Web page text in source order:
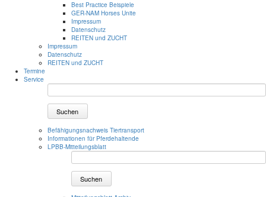
Best Practice Beispiele
GER-NAM Horses Unite
Impressum
Datenschutz
REITEN und ZUCHT
Impressum
Datenschutz
REITEN und ZUCHT
Termine
Service
Suchen
Befähigungsnachweis Tiertransport
Informationen für Pferdehaltende
LPBB-Mitteilungsblatt
Suchen